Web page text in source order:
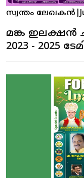
സ്വന്തം ലേഖകൻ
മങ്ക ഇലക്ഷൻ
2023 - 2025